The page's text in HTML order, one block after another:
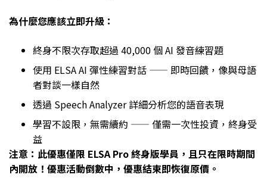
為什麼您應該立即升級：
終身不限次存取超過 40,000 個 AI 發音練習題
使用 ELSA AI 彈性練習對話 —— 即時回饋，像與母語
者對談一樣自然
透過 Speech Analyzer 詳細分析您的語音表現
學習不設限，無需續約 —— 僅需一次性投資，終身受
益
注意：此優惠僅限 ELSA Pro 終身版學員，且只在限時期間
內開放！優惠活動倒數中，優惠結束即恢復原價。